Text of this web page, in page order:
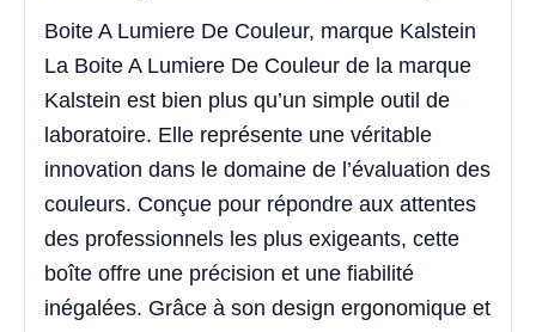
Boite A Lumiere De Couleur, marque Kalstein
La Boite A Lumiere De Couleur de la marque
Kalstein est bien plus qu’un simple outil de
laboratoire. Elle représente une véritable
innovation dans le domaine de l’évaluation des
couleurs. Conçue pour répondre aux attentes
des professionnels les plus exigeants, cette
boîte offre une précision et une fiabilité
inégalées. Grâce à son design ergonomique et